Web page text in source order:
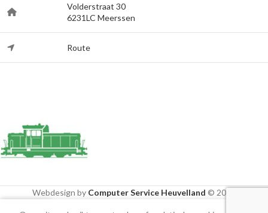
Volderstraat 30
6231LC Meerssen
Route
Webdesign by Computer Service Heuvelland © 2020